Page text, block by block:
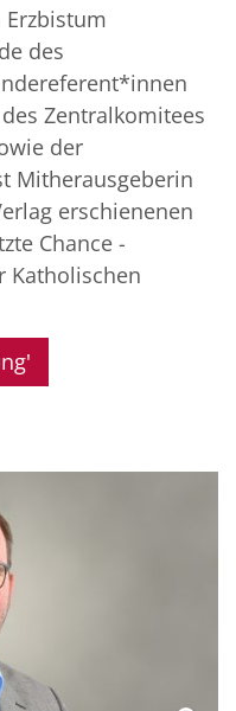
des
Zentralkomitees
der
Mitherausgeberin
erschienenen
Chance -
Katholischen